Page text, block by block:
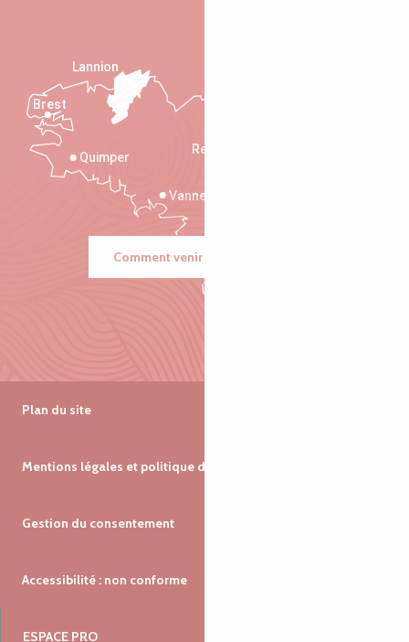
Rennes
Vannes
Quimper
Lannion
Brest
Comment venir ?
Plan du site
Mentions légales et politique de confidentialité
Gestion du consentement
Accessibilité : non conforme
ESPACE PRO